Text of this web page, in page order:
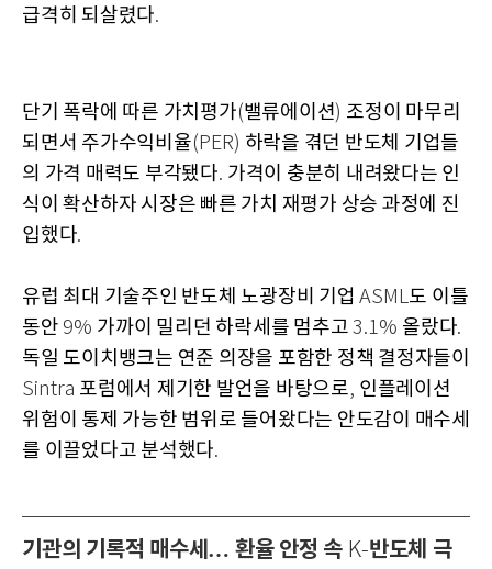
급격히 되살렸다.
단기 폭락에 따른 가치평가(밸류에이션) 조정이 마무리
되면서 주가수익비율(PER) 하락을 겪던 반도체 기업들
의 가격 매력도 부각됐다. 가격이 충분히 내려왔다는 인
식이 확산하자 시장은 빠른 가치 재평가 상승 과정에 진
입했다.
유럽 최대 기술주인 반도체 노광장비 기업ASML도 이틀
동안 9% 가까이 밀리던 하락세를 멈추고 3.1% 올랐다.
독일 도이치뱅크는 연준 의장을 포함한 정책 결정자들이
Sintra 포럼에서 제기한 발언을 바탕으로, 인플레이션
위험이 통제 가능한 범위로 들어왔다는 안도감이 매수세
를 이끌었다고 분석했다.
기관의 기록적 매수세… 환율 안정 속 K-반도체 극